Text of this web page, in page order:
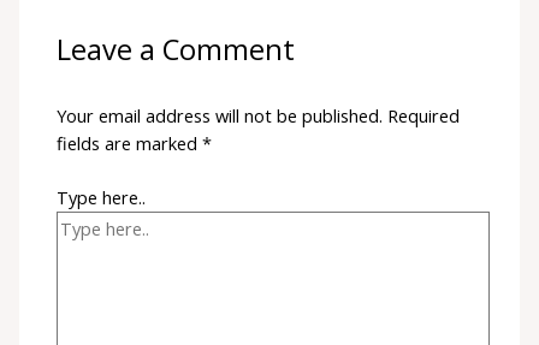
Leave a Comment
Your email address will not be published. Required
fields are marked*
Type here..